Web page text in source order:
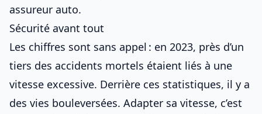
assureur auto.
Sécurité avant tout
Les chiffres sont sans appel : en 2023, près d’un
tiers des accidents mortels étaient liés à une
vitesse excessive. Derrière ces statistiques, il y a
des vies bouleversées. Adapter sa vitesse, c’est